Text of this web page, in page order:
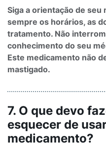
Siga a orientação de
sempre os horários, as
tratamento. Não
conhecimento do seu
Este medicamento não
mastigado.
7. O que devo
esquecer de
medicamento?